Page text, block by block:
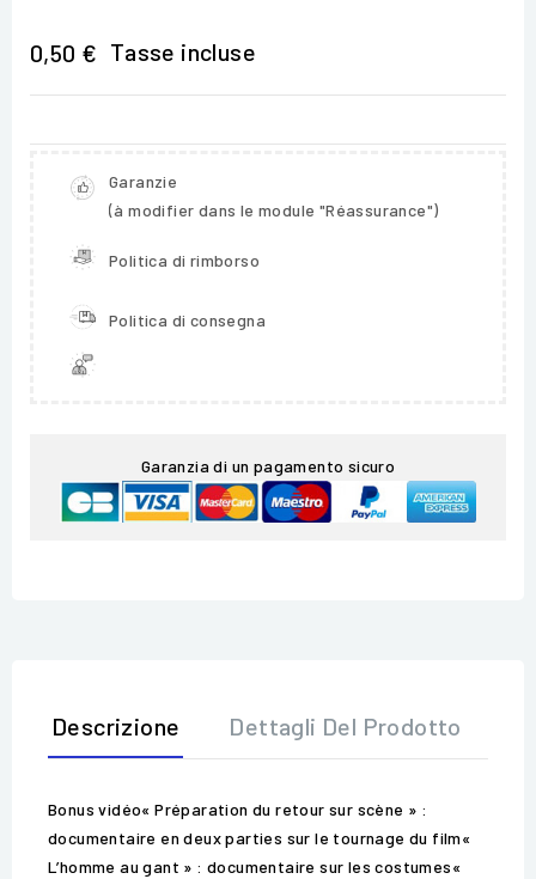
0,50 € Tasse incluse
Garanzie
(à modifier dans le module "Réassurance")
Politica di rimborso
Politica di consegna
Garanzia di un pagamento sicuro
Descrizione Dettagli Del Prodotto
Bonus vidéo« Préparation du retour sur scène » :
documentaire en deux parties sur le tournage du film«
L’homme au gant » : documentaire sur les costumes«